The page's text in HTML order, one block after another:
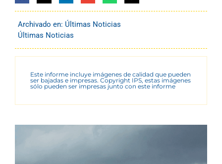
Archivado en: Últimas Noticias
Últimas Noticias
Este informe incluye imágenes de calidad que pueden
ser bajadas e impresas. Copyright IPS, estas imágenes
sólo pueden ser impresas junto con este informe